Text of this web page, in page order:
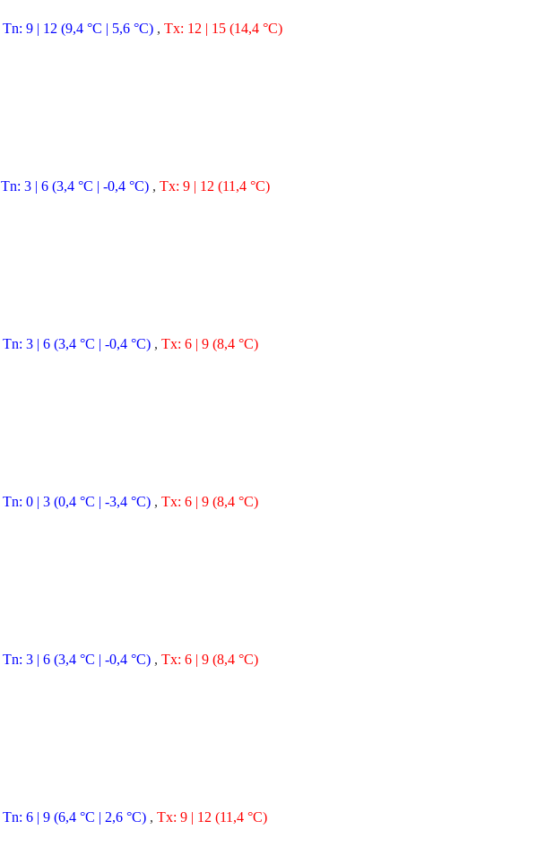
Tn: 9 | 12 (9,4 °C | 5,6 °C) , Tx: 12 | 15 (14,4 °C)
Tn: 3 | 6 (3,4 °C | -0,4 °C) , Tx: 9 | 12 (11,4 °C)
Tn: 3 | 6 (3,4 °C | -0,4 °C) , Tx: 6 | 9 (8,4 °C)
Tn: 0 | 3 (0,4 °C | -3,4 °C) , Tx: 6 | 9 (8,4 °C)
Tn: 3 | 6 (3,4 °C | -0,4 °C) , Tx: 6 | 9 (8,4 °C)
Tn: 6 | 9 (6,4 °C | 2,6 °C) , Tx: 9 | 12 (11,4 °C)